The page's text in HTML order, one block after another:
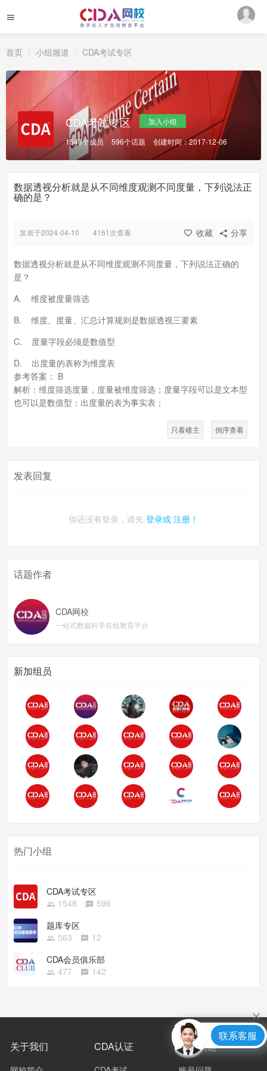
首页 小组频道 CDA考试专区
CDA考试专区
加入小组
1548个成员
596个话题 创建时间：2017-12-06
数据透视分析就是从不同维度观测不同度量，下列说法正
确的是？
分享
收藏
发表于2024-04-10 4161次查看
数据透视分析就是从不同维度观测不同度量，下列说法正确的
是？
A. 维度被度量筛选
B. 维度、度量、汇总计算规则是数据透视三要素
C. 度量字段必须是数值型
D. 出度量的表称为维度表
参考答案： B
解析：维度筛选度量，度量被维度筛选；度量字段可以是文本型
也可以是数值型；出度量的表为事实表；
只看楼主 倒序查看
发表回复
你还没有登录，请先 登录或 注册！
话题作者
CDA网校
一站式数据科学在线教育平台
新加组员
热门小组
CDA考试专区
1548
596
题库专区
563
12
CDA会员俱乐部
477
142
关于我们 CDA认证 常见问题
联系客服